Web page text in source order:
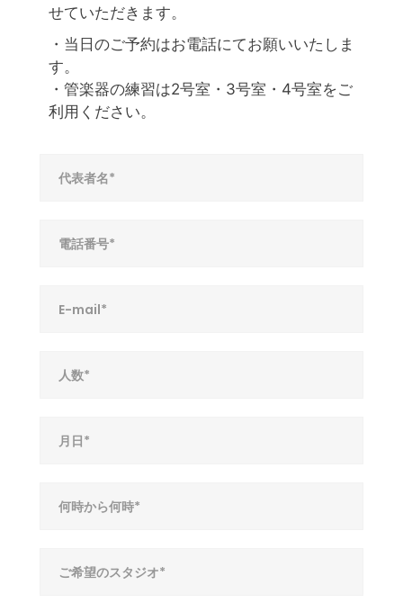
せていただきます。
・当日のご予約はお電話にてお願いいたしま
す。
・管楽器の練習は2号室・3号室・4号室をご
利用ください。